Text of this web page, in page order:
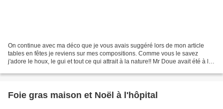
On continue avec ma déco que je vous avais suggéré lors de mon article
tables en fêtes je reviens sur mes compositions. Comme vous le savez
j'adore le houx, le gui et tout ce qui attrait à la nature!! Mr Doue avait été à la
Foie gras maison et Noël à l'hôpital